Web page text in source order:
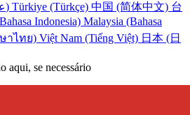
UAE (عربي) Türkiye (Türkçe) 中国 (简体中文) 台
Indonesia) Malaysia (Bahasa
าไทย) Việt Nam (Tiếng Việt) 日本 (日
aqui, se necessário